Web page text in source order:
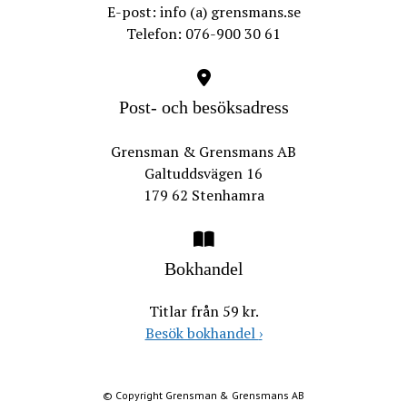
E-post: info (a) grensmans.se
Telefon: 076-900 30 61
Post- och besöksadress
Grensman & Grensmans AB
Galtuddsvägen 16
179 62 Stenhamra
Bokhandel
Titlar från 59 kr.
Besök bokhandel ›
© Copyright Grensman & Grensmans AB